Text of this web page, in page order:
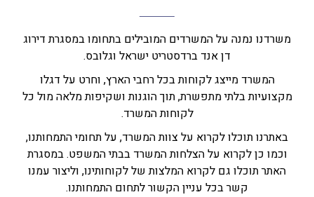
משרדנו נמנה על המשרדים המובילים בתחומו במסגרת דירוג
דן אנד ברדסטריט ישראל וגלובס.
המשרד מייצג לקוחות בכל רחבי הארץ, וחרט על דגלו
מקצועיות בלתי מתפשרת, תוך הוגנות ושקיפות מלאה מול כל
לקוחות המשרד.
באתרנו תוכלו לקרוא על צוות המשרד, על תחומי התמחותנו,
וכמו כן לקרוא על הצלחות המשרד בבתי המשפט. במסגרת
האתר תוכלו גם לקרוא המלצות של לקוחותינו, וליצור עמנו
קשר בכל עניין הקשור לתחום התמחותנו.